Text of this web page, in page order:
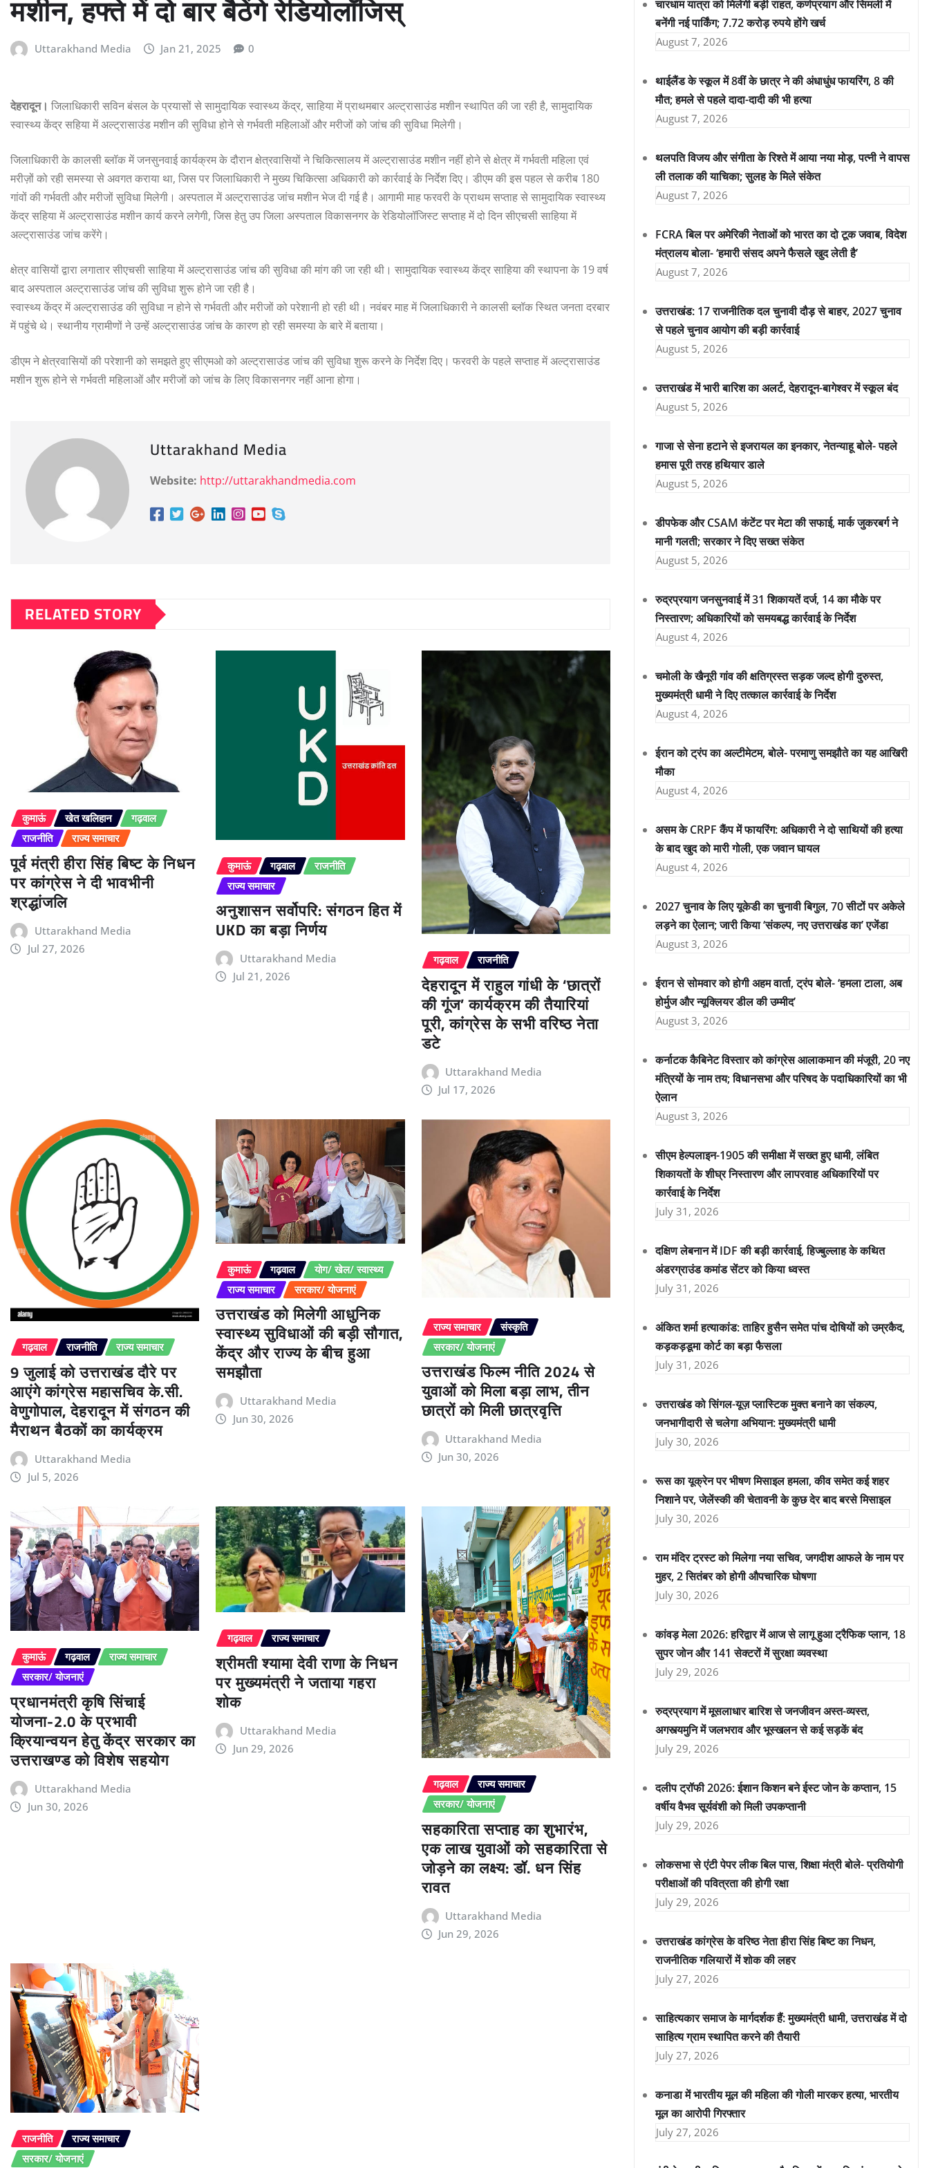
मशीन, हफ्ते में दो बार बैठेंगे रेडियोलॉजिस्
Uttarakhand Media Jan 21, 2025 0
देहरादून। जिलाधिकारी सविन बंसल के प्रयासों से सामुदायिक स्वास्थ्य केंद्र, साहिया में प्राथमबार अल्ट्रासाउंड मशीन स्थापित की जा रही है, सामुदायिक
स्वास्थ्य केंद्र सहिया में अल्ट्रासाउंड मशीन की सुविधा होने से गर्भवती महिलाओं और मरीजों को जांच की सुविधा मिलेगी।
जिलाधिकारी के कालसी ब्लॉक में जनसुनवाई कार्यक्रम के दौरान क्षेत्रवासियों ने चिकित्सालय में अल्ट्रासाउंड मशीन नहीं होने से क्षेत्र में गर्भवती महिला एवं
मरीज़ों को रही समस्या से अवगत कराया था, जिस पर जिलाधिकारी ने मुख्य चिकित्सा अधिकारी को कार्रवाई के निर्देश दिए। डीएम की इस पहल से करीब 180
गांवों की गर्भवती और मरीजों सुविधा मिलेगी। अस्पताल में अल्ट्रासाउंड जांच मशीन भेज दी गई है। आगामी माह फरवरी के प्राथम सप्ताह से सामुदायिक स्वास्थ्य
केंद्र सहिया में अल्ट्रासाउंड मशीन कार्य करने लगेगी, जिस हेतु उप जिला अस्पताल विकासनगर के रेडियोलॉजिस्ट सप्ताह में दो दिन सीएचसी साहिया में
अल्ट्रासाउंड जांच करेंगे।
क्षेत्र वासियों द्वारा लगातार सीएचसी साहिया में अल्ट्रासाउंड जांच की सुविधा की मांग की जा रही थी। सामुदायिक स्वास्थ्य केंद्र साहिया की स्थापना के 19 वर्ष
बाद अस्पताल अल्ट्रासाउंड जांच की सुविधा शुरू होने जा रही है।
स्वास्थ्य केंद्र में अल्ट्रासाउंड की सुविधा न होने से गर्भवती और मरीजों को परेशानी हो रही थी। नवंबर माह में जिलाधिकारी ने कालसी ब्लॉक स्थित जनता दरबार
में पहुंचे थे। स्थानीय ग्रामीणों ने उन्हें अल्ट्रासाउंड जांच के कारण हो रही समस्या के बारे में बताया।
डीएम ने क्षेत्रवासियों की परेशानी को समझते हुए सीएमओ को अल्ट्रासाउंड जांच की सुविधा शुरू करने के निर्देश दिए। फरवरी के पहले सप्ताह में अल्ट्रासाउंड
मशीन शुरू होने से गर्भवती महिलाओं और मरीजों को जांच के लिए विकासनगर नहीं आना होगा।
Uttarakhand Media
Website: http://uttarakhandmedia.com
RELATED STORY
कुमाऊं खेत खलिहान
गढ़वाल
राजनीति
राज्य समाचार
पूर्व मंत्री हीरा सिंह बिष्ट के निधन
पर कांग्रेस ने दी भावभीनी
श्रद्धांजलि
Uttarakhand Media
Jul 27, 2026
कुमाऊं गढ़वाल
राजनीति
राज्य समाचार
अनुशासन सर्वोपरि: संगठन हित में
UKD का बड़ा निर्णय
Uttarakhand Media
Jul 21, 2026
गढ़वाल राजनीति
देहरादून में राहुल गांधी के ‘छात्रों
की गूंज’ कार्यक्रम की तैयारियां
पूरी, कांग्रेस के सभी वरिष्ठ नेता
डटे
Uttarakhand Media
Jul 17, 2026
गढ़वाल राजनीति राज्य समाचार
9 जुलाई को उत्तराखंड दौरे पर
आएंगे कांग्रेस महासचिव के.सी.
वेणुगोपाल, देहरादून में संगठन की
मैराथन बैठकों का कार्यक्रम
Uttarakhand Media
Jul 5, 2026
कुमाऊं गढ़वाल
योग/ खेल/ स्वास्थ्य
राज्य समाचार
सरकार/ योजनाएं
उत्तराखंड को मिलेगी आधुनिक
स्वास्थ्य सुविधाओं की बड़ी सौगात,
केंद्र और राज्य के बीच हुआ
समझौता
Uttarakhand Media
Jun 30, 2026
राज्य समाचार
संस्कृति
सरकार/ योजनाएं
उत्तराखंड फिल्म नीति 2024 से
युवाओं को मिला बड़ा लाभ, तीन
छात्रों को मिली छात्रवृत्ति
Uttarakhand Media
Jun 30, 2026
कुमाऊं गढ़वाल
राज्य समाचार
सरकार/ योजनाएं
प्रधानमंत्री कृषि सिंचाई
योजना-2.0 के प्रभावी
क्रियान्वयन हेतु केंद्र सरकार का
उत्तराखण्ड को विशेष सहयोग
Uttarakhand Media
Jun 30, 2026
गढ़वाल राज्य समाचार
श्रीमती श्यामा देवी राणा के निधन
पर मुख्यमंत्री ने जताया गहरा
शोक
Uttarakhand Media
Jun 29, 2026
गढ़वाल
राज्य समाचार
सरकार/ योजनाएं
सहकारिता सप्ताह का शुभारंभ,
एक लाख युवाओं को सहकारिता से
जोड़ने का लक्ष्य: डॉ. धन सिंह
रावत
Uttarakhand Media
Jun 29, 2026
राजनीति
राज्य समाचार
सरकार/ योजनाएं
चारधाम यात्रा को मिलेगी बड़ी राहत, कर्णप्रयाग और सिमली में
बनेंगी नई पार्किंग; 7.72 करोड़ रुपये होंगे खर्च
August 7, 2026
थाईलैंड के स्कूल में 8वीं के छात्र ने की अंधाधुंध फायरिंग, 8 की
मौत; हमले से पहले दादा-दादी की भी हत्या
August 7, 2026
थलपति विजय और संगीता के रिश्ते में आया नया मोड़, पत्नी ने वापस
ली तलाक की याचिका; सुलह के मिले संकेत
August 7, 2026
FCRA बिल पर अमेरिकी नेताओं को भारत का दो टूक जवाब, विदेश
मंत्रालय बोला- ‘हमारी संसद अपने फैसले खुद लेती है’
August 7, 2026
उत्तराखंड: 17 राजनीतिक दल चुनावी दौड़ से बाहर, 2027 चुनाव
से पहले चुनाव आयोग की बड़ी कार्रवाई
August 5, 2026
उत्तराखंड में भारी बारिश का अलर्ट, देहरादून-बागेश्वर में स्कूल बंद
August 5, 2026
गाजा से सेना हटाने से इजरायल का इनकार, नेतन्याहू बोले- पहले
हमास पूरी तरह हथियार डाले
August 5, 2026
डीपफेक और CSAM कंटेंट पर मेटा की सफाई, मार्क जुकरबर्ग ने
मानी गलती; सरकार ने दिए सख्त संकेत
August 5, 2026
रुद्रप्रयाग जनसुनवाई में 31 शिकायतें दर्ज, 14 का मौके पर
निस्तारण; अधिकारियों को समयबद्ध कार्रवाई के निर्देश
August 4, 2026
चमोली के खैनूरी गांव की क्षतिग्रस्त सड़क जल्द होगी दुरुस्त,
मुख्यमंत्री धामी ने दिए तत्काल कार्रवाई के निर्देश
August 4, 2026
ईरान को ट्रंप का अल्टीमेटम, बोले- परमाणु समझौते का यह आखिरी
मौका
August 4, 2026
असम के CRPF कैंप में फायरिंग: अधिकारी ने दो साथियों की हत्या
के बाद खुद को मारी गोली, एक जवान घायल
August 4, 2026
2027 चुनाव के लिए यूकेडी का चुनावी बिगुल, 70 सीटों पर अकेले
लड़ने का ऐलान; जारी किया ‘संकल्प, नए उत्तराखंड का’ एजेंडा
August 3, 2026
ईरान से सोमवार को होगी अहम वार्ता, ट्रंप बोले- ‘हमला टाला, अब
होर्मुज और न्यूक्लियर डील की उम्मीद’
August 3, 2026
कर्नाटक कैबिनेट विस्तार को कांग्रेस आलाकमान की मंजूरी, 20 नए
मंत्रियों के नाम तय; विधानसभा और परिषद के पदाधिकारियों का भी
ऐलान
August 3, 2026
सीएम हेल्पलाइन-1905 की समीक्षा में सख्त हुए धामी, लंबित
शिकायतों के शीघ्र निस्तारण और लापरवाह अधिकारियों पर
कार्रवाई के निर्देश
July 31, 2026
दक्षिण लेबनान में IDF की बड़ी कार्रवाई, हिज्बुल्लाह के कथित
अंडरग्राउंड कमांड सेंटर को किया ध्वस्त
July 31, 2026
अंकित शर्मा हत्याकांड: ताहिर हुसैन समेत पांच दोषियों को उम्रकैद,
कड़कड़डूमा कोर्ट का बड़ा फैसला
July 31, 2026
उत्तराखंड को सिंगल-यूज़ प्लास्टिक मुक्त बनाने का संकल्प,
जनभागीदारी से चलेगा अभियान: मुख्यमंत्री धामी
July 30, 2026
रूस का यूक्रेन पर भीषण मिसाइल हमला, कीव समेत कई शहर
निशाने पर, जेलेंस्की की चेतावनी के कुछ देर बाद बरसे मिसाइल
July 30, 2026
राम मंदिर ट्रस्ट को मिलेगा नया सचिव, जगदीश आफले के नाम पर
मुहर, 2 सितंबर को होगी औपचारिक घोषणा
July 30, 2026
कांवड़ मेला 2026: हरिद्वार में आज से लागू हुआ ट्रैफिक प्लान, 18
सुपर जोन और 141 सेक्टरों में सुरक्षा व्यवस्था
July 29, 2026
रुद्रप्रयाग में मूसलाधार बारिश से जनजीवन अस्त-व्यस्त,
अगस्त्यमुनि में जलभराव और भूस्खलन से कई सड़कें बंद
July 29, 2026
दलीप ट्रॉफी 2026: ईशान किशन बने ईस्ट जोन के कप्तान, 15
वर्षीय वैभव सूर्यवंशी को मिली उपकप्तानी
July 29, 2026
लोकसभा से एंटी पेपर लीक बिल पास, शिक्षा मंत्री बोले- प्रतियोगी
परीक्षाओं की पवित्रता की होगी रक्षा
July 29, 2026
उत्तराखंड कांग्रेस के वरिष्ठ नेता हीरा सिंह बिष्ट का निधन,
राजनीतिक गलियारों में शोक की लहर
July 27, 2026
साहित्यकार समाज के मार्गदर्शक हैं: मुख्यमंत्री धामी, उत्तराखंड में दो
साहित्य ग्राम स्थापित करने की तैयारी
July 27, 2026
कनाडा में भारतीय मूल की महिला की गोली मारकर हत्या, भारतीय
मूल का आरोपी गिरफ्तार
July 27, 2026